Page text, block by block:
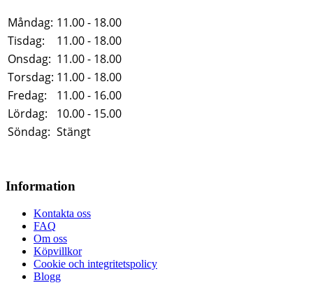
Måndag: 11.00 - 18.00
Tisdag:
11.00 - 18.00
Onsdag: 11.00 - 18.00
Torsdag: 11.00 - 18.00
Fredag:
11.00 - 16.00
Lördag:
10.00 - 15.00
Söndag: Stängt
Information
Kontakta oss
FAQ
Om oss
Köpvillkor
Cookie och integritetspolicy
Blogg